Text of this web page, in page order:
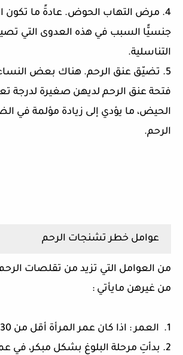
4. مرض التهاب الحوض. عادةً ما تكون
جنسيًّا السبب في هذه العدوى التي
التناسلية.
5. تضيّق عنق الرحم. هناك بعض النساء
فتحة عنق الرحم لديهن صغيرة لدرجة
الحيض، ما يؤدي إلى زيادة مؤلمة في
الرحم.
عوامل خطر تشنجات الرحم
من العوامل التي تزيد من تقلصات الرحم
من غيرهن مايأتي :
1. العمر : اذا كان عمر المرأة أقل من 30 سنة